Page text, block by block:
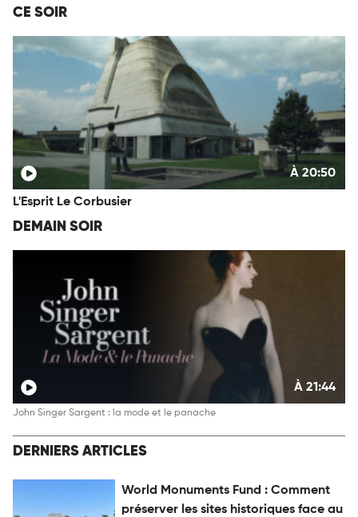
CE SOIR
À 20:50
L'Esprit Le Corbusier
DEMAIN SOIR
À 21:44
John Singer Sargent : la mode et le panache
DERNIERS ARTICLES
World Monuments Fund : Comment
préserver les sites historiques face au